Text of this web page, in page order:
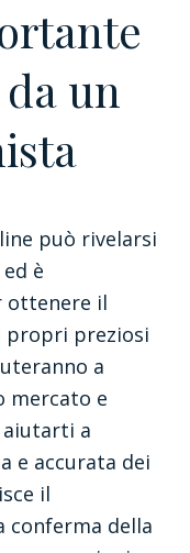
un
può rivelarsi
è
ottenere il
propri preziosi
a
mercato e
aiutarti a
e accurata dei
il
conferma della